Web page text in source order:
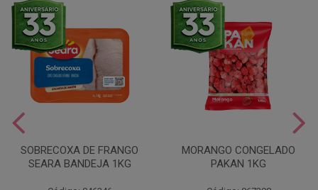
SOBRECOXA DE FRANGO
SEARA BANDEJA 1KG
MORANGO CONGELADO
PAKAN 1KG